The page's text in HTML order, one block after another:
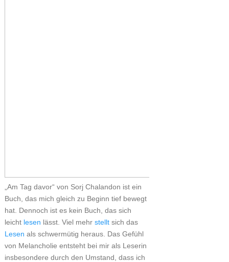
„Am Tag davor“ von Sorj Chalandon ist ein
Buch, das mich gleich zu Beginn tief bewegt
hat. Dennoch ist es kein Buch, das sich
leicht lesen lässt. Viel mehr stelltsich das
Lesen als schwermütig heraus. Das Gefühl
von Melancholie entsteht bei mir als Leserin
insbesondere durch den Umstand, dass ich